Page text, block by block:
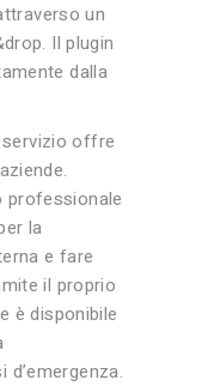
un
Il plugin
dalla
offre
professionale
la
e fare
il proprio
è disponibile